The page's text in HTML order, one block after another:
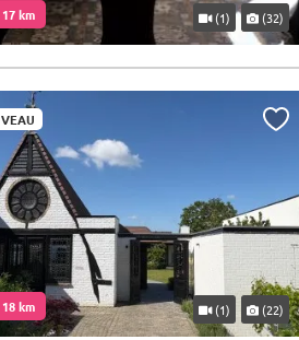
km (1) (32)
km (1) (22)